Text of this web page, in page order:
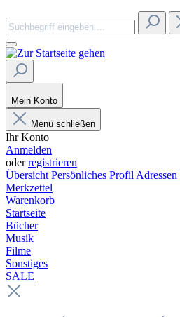
Mein Konto
Menü schließen
Ihr Konto
Anmelden
oderregistrieren
Übersicht Persönliches Profil Adressen
Merkzettel
Warenkorb
Startseite
Bücher
Musik
Filme
Sonstiges
SALE